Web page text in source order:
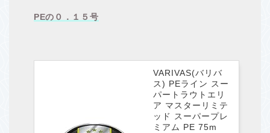
PEの０．１５号
VARIVAS(バリバ
ス) PEライン スー
パートラウトエリ
ア マスターリミテ
ッド スーパープレ
ミアム PE 75m